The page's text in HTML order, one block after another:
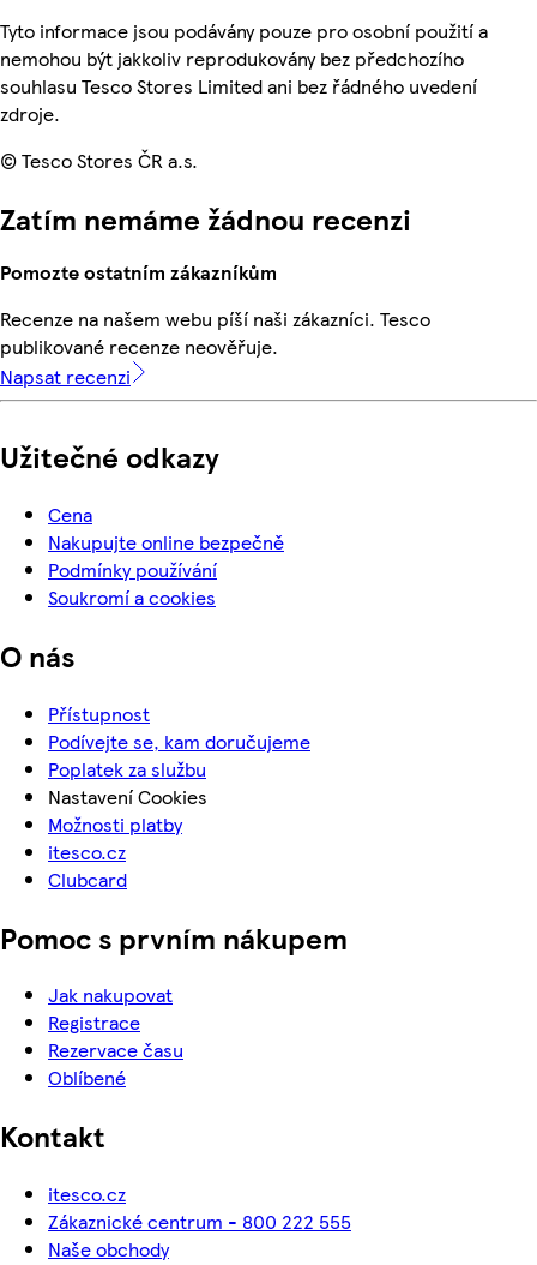
Tyto informace jsou podávány pouze pro osobní použití a
nemohou být jakkoliv reprodukovány bez předchozího
souhlasu Tesco Stores Limited ani bez řádného uvedení
zdroje.
© Tesco Stores ČR a.s.
Zatím nemáme žádnou recenzi
Pomozte ostatním zákazníkům
Recenze na našem webu píší naši zákazníci. Tesco
publikované recenze neověřuje.
Napsat recenzi
Užitečné odkazy
Cena
Nakupujte online bezpečně
Podmínky používání
Soukromí a cookies
O nás
Přístupnost
Podívejte se, kam doručujeme
Poplatek za službu
Nastavení Cookies
Možnosti platby
itesco.cz
Clubcard
Pomoc s prvním nákupem
Jak nakupovat
Registrace
Rezervace času
Oblíbené
Kontakt
itesco.cz
Zákaznické centrum - 800 222 555
Naše obchody